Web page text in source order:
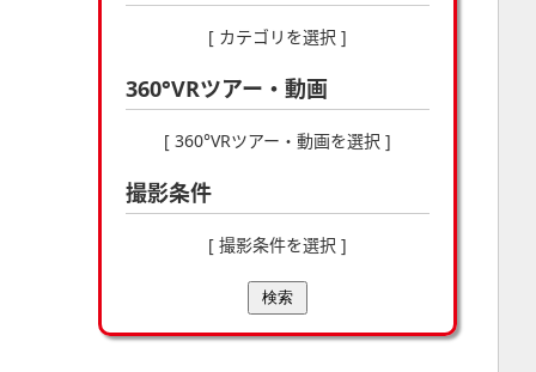
[ カテゴリを選択 ]
360°VRツアー・動画
[ 360°VRツアー・動画を選択 ]
撮影条件
[ 撮影条件を選択 ]
検索